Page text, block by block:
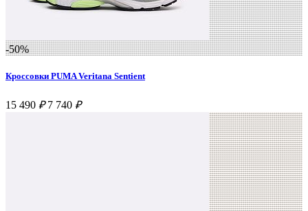
-50%
Кроссовки PUMA Veritana Sentient
15 490 ₽ 7 740 ₽